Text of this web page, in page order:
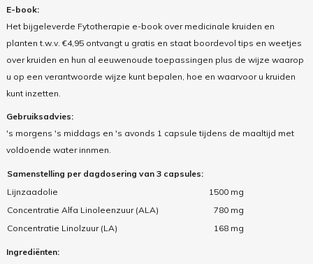
E-book:
Het bijgeleverde Fytotherapie e-book over medicinale kruiden en
planten t.w.v. €4,95 ontvangt u gratis en staat boordevol tips en weetjes
over kruiden en hun al eeuwenoude toepassingen plus de wijze waarop
u op een verantwoorde wijze kunt bepalen, hoe en waarvoor u kruiden
kunt inzetten.
Gebruiksadvies:
's morgens 's middags en 's avonds 1 capsule tijdens de maaltijd met
voldoende water innmen.
Samenstelling per dagdosering van 3 capsules:
Lijnzaadolie
1500 mg
Concentratie Alfa Linoleenzuur (ALA)
780 mg
Concentratie Linolzuur (LA)
168 mg
Ingrediënten: